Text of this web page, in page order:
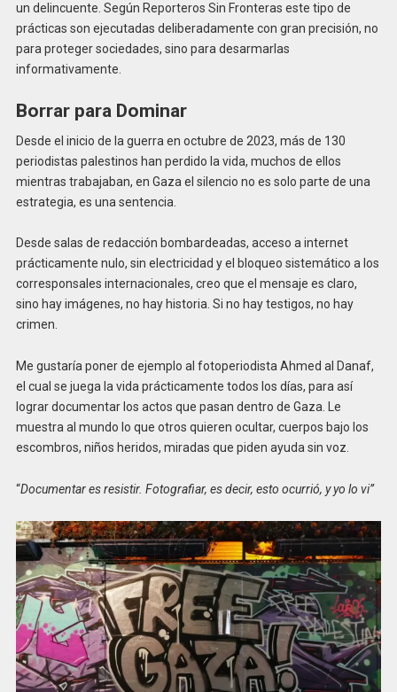
un delincuente. Según Reporteros Sin Fronteras este tipo de
prácticas son ejecutadas deliberadamente con gran precisión, no
para proteger sociedades, sino para desarmarlas
informativamente.
Borrar para Dominar
Desde el inicio de la guerra en octubre de 2023, más de 130
periodistas palestinos han perdido la vida, muchos de ellos
mientras trabajaban, en Gaza el silencio no es solo parte de una
estrategia, es una sentencia.
Desde salas de redacción bombardeadas, acceso a internet
prácticamente nulo, sin electricidad y el bloqueo sistemático a los
corresponsales internacionales, creo que el mensaje es claro,
sino hay imágenes, no hay historia. Si no hay testigos, no hay
crimen.
Me gustaría poner de ejemplo al fotoperiodista Ahmed al Danaf,
el cual se juega la vida prácticamente todos los días, para así
lograr documentar los actos que pasan dentro de Gaza. Le
muestra al mundo lo que otros quieren ocultar, cuerpos bajo los
escombros, niños heridos, miradas que piden ayuda sin voz.
“Documentar es resistir. Fotografiar, es decir, esto ocurrió, y yo lo vi”